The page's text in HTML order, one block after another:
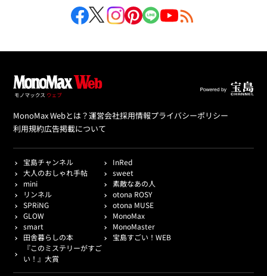
MonoMax Webとは？運営会社採用情報プライバシーポリシー
利用規約広告掲載について
宝島チャンネル
InRed
大人のおしゃれ手帖
sweet
mini
素敵なあの人
リンネル
otona ROSY
SPRiNG
otona MUSE
GLOW
MonoMax
smart
MonoMaster
田舎暮らしの本
宝島すごい！WEB
『このミステリーがすご
い！』大賞